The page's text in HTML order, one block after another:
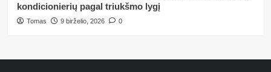
kondicionierių pagal triukšmo lygį
Tomas 9 birželio, 2026 0